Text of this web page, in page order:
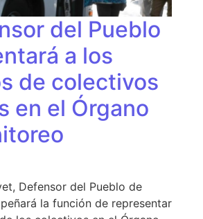
del Pueblo
a los
de colectivos
en el Órgano
Defensor del Pueblo de
la función de representar